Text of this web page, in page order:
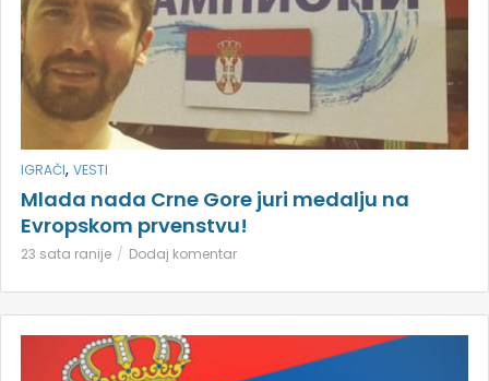
IGRAČI, VESTI
Mlada nada Crne Gore juri medalju na
Evropskom prvenstvu!
23 sata ranije Dodaj komentar